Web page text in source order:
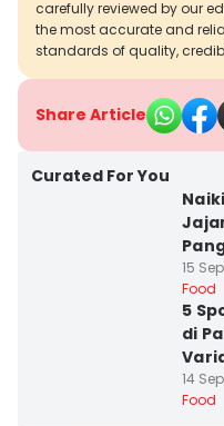
carefully reviewed by our
the most accurate and
standards of quality,
Share Article
Curated For You
15
Food
5
di
14
Food